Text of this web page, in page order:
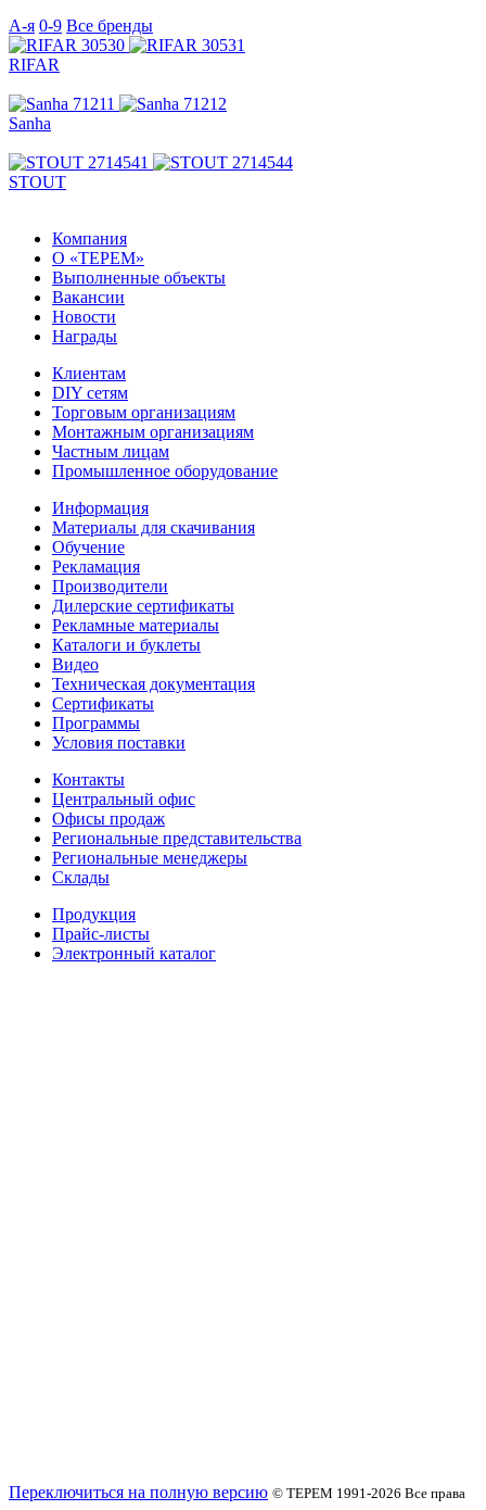
А-я 0-9 Все бренды
RIFAR
Sanha
STOUT
Компания
О «ТЕРЕМ»
Выполненные объекты
Вакансии
Новости
Награды
Клиентам
DIY сетям
Торговым организациям
Монтажным организациям
Частным лицам
Промышленное оборудование
Информация
Материалы для скачивания
Обучение
Рекламация
Производители
Дилерские сертификаты
Рекламные материалы
Каталоги и буклеты
Видео
Техническая документация
Сертификаты
Программы
Условия поставки
Контакты
Центральный офис
Офисы продаж
Региональные представительства
Региональные менеджеры
Склады
Продукция
Прайс-листы
Электронный каталог
Переключиться на полную версию © ТЕРЕМ 1991-2026 Все права